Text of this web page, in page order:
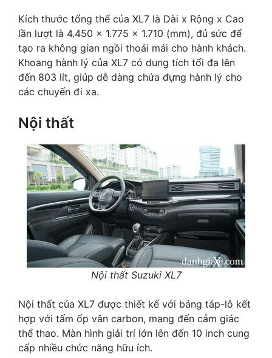
Kích thước tổng thể của XL7 là Dài x Rộng x Cao
lần lượt là 4.450 x 1.775 x 1.710 (mm), đủ sức để
tạo ra không gian ngồi thoải mái cho hành khách.
Khoang hành lý của XL7 có dung tích tối đa lên
đến 803 lít, giúp dễ dàng chứa đựng hành lý cho
các chuyến đi xa.
Nội thất
Nội thất Suzuki XL7
Nội thất của XL7 được thiết kế với bảng táp-lô kết
hợp với tấm ốp vân carbon, mang đến cảm giác
thể thao. Màn hình giải trí lớn lên đến 10 inch cung
cấp nhiều chức năng hữu ích.